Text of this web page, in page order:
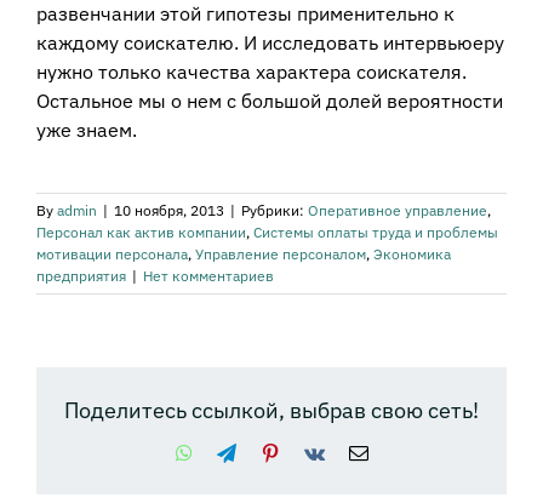
развенчании этой гипотезы применительно к
каждому соискателю. И исследовать интервьюеру
нужно только качества характера соискателя.
Остальное мы о нем с большой долей вероятности
уже знаем.
By admin | 10 ноября, 2013 | Рубрики: Оперативное управление,
Персонал как актив компании, Системы оплаты труда и проблемы
мотивации персонала, Управление персоналом, Экономика
предприятия | Нет комментариев
Поделитесь ссылкой, выбрав свою сеть!
WhatsApp
TelegramPinterest
Vk Email